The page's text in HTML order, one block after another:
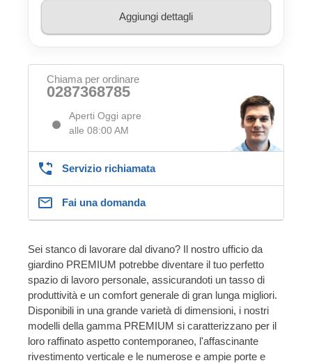
Aggiungi dettagli
Chiama per ordinare
0287368785
Aperti Oggi apre
alle 08:00 AM
Servizio richiamata
Fai una domanda
Sei stanco di lavorare dal divano? Il nostro ufficio da
giardino PREMIUM potrebbe diventare il tuo perfetto
spazio di lavoro personale, assicurandoti un tasso di
produttività e un comfort generale di gran lunga migliori.
Disponibili in una grande varietà di dimensioni, i nostri
modelli della gamma PREMIUM si caratterizzano per il
loro raffinato aspetto contemporaneo, l'affascinante
rivestimento verticale e le numerose e ampie porte e